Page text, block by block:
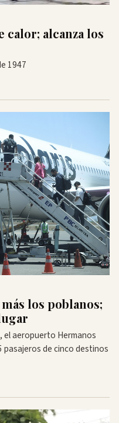
calor; alcanza los
1947
los poblanos;
el aeropuerto Hermanos
pasajeros de cinco destinos